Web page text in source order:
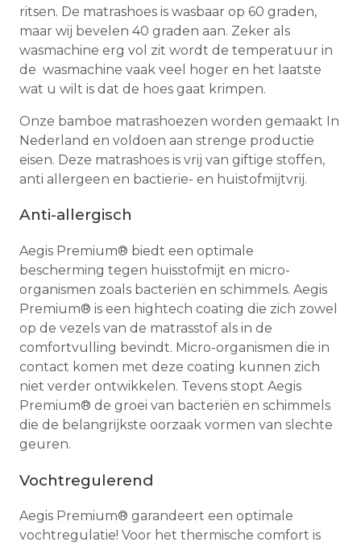
ritsen. De matrashoes is wasbaar op 60 graden,
maar wij bevelen 40 graden aan. Zeker als
wasmachine erg vol zit wordt de temperatuur in
de wasmachine vaak veel hoger en het laatste
wat u wilt is dat de hoes gaat krimpen.
Onze bamboe matrashoezen worden gemaakt In
Nederland en voldoen aan strenge productie
eisen. Deze matrashoes is vrij van giftige stoffen,
anti allergeen en bactierie- en huistofmijtvrij.
Anti-allergisch
Aegis Premium® biedt een optimale
bescherming tegen huisstofmijt en micro-
organismen zoals bacteriën en schimmels. Aegis
Premium® is een hightech coating die zich zowel
op de vezels van de matrasstof als in de
comfortvulling bevindt. Micro-organismen die in
contact komen met deze coating kunnen zich
niet verder ontwikkelen. Tevens stopt Aegis
Premium® de groei van bacteriën en schimmels
die de belangrijkste oorzaak vormen van slechte
geuren.
Vochtregulerend
Aegis Premium® garandeert een optimale
vochtregulatie! Voor het thermische comfort is